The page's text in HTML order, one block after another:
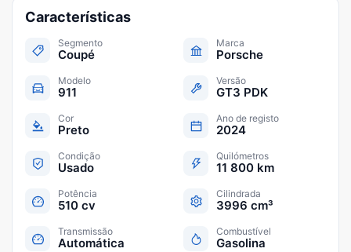
Características
Segmento
Coupé
Marca
Porsche
Modelo
911
Versão
GT3 PDK
Cor
Preto
Ano de registo
2024
Condição
Usado
Quilómetros
11 800 km
Potência
510 cv
Cilindrada
3996 cm³
Transmissão
Automática
Combustível
Gasolina